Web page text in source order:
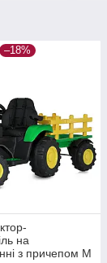
–18%
на
з причепом M